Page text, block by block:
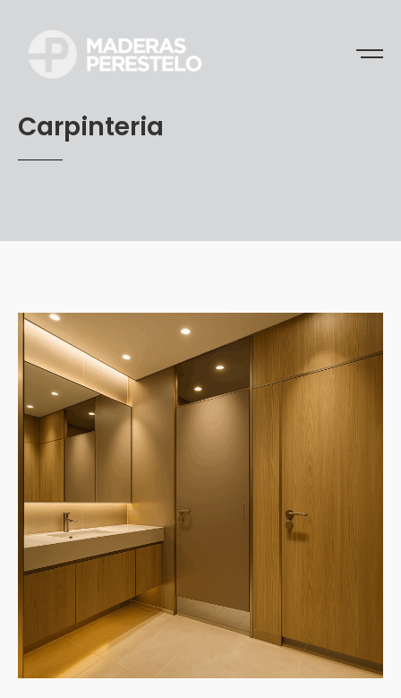
Carpinteria